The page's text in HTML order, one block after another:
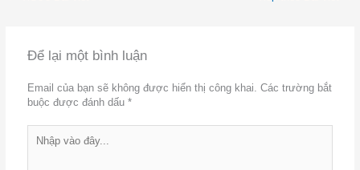
Để lại một bình luận
Email của bạn sẽ không được hiển thị công khai.
Các trường bắt
buộc được đánh dấu*
vào